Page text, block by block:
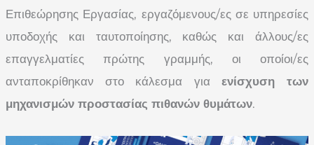
Επιθεώρησης Εργασίας, εργαζόμενους/ες σε υπηρεσίες
υποδοχής και ταυτοποίησης, καθώς και άλλους/ες
επαγγελματίες πρώτης γραμμής, οι οποίοι/ες
ανταποκρίθηκαν στο κάλεσμα για ενίσχυση των
μηχανισμών προστασίας πιθανών θυμάτων.